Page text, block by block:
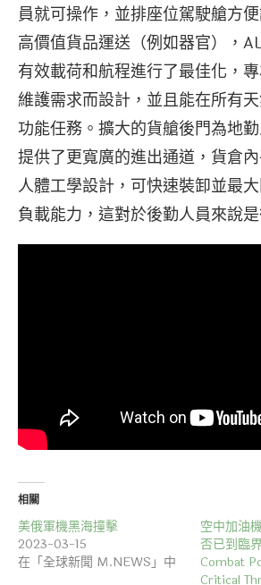
員就可操作，並排座位駕駛艙方
高價值貨品運送（例如器官），
有效載荷和航程進行了最佳化，
維護需求而設計，並且能在所有
功能任務。擴大的貨艙後門為地
提供了更寬廣的進出通道，貨倉
人體工學設計，可快速裝卸並最
負載能力，這對於後勤人員來說
相關
美俄軍機黑海撞擊
2023-03-15
在「全球新聞 M.NEWS」中
空中加油
否已到臨
Combat
Critical